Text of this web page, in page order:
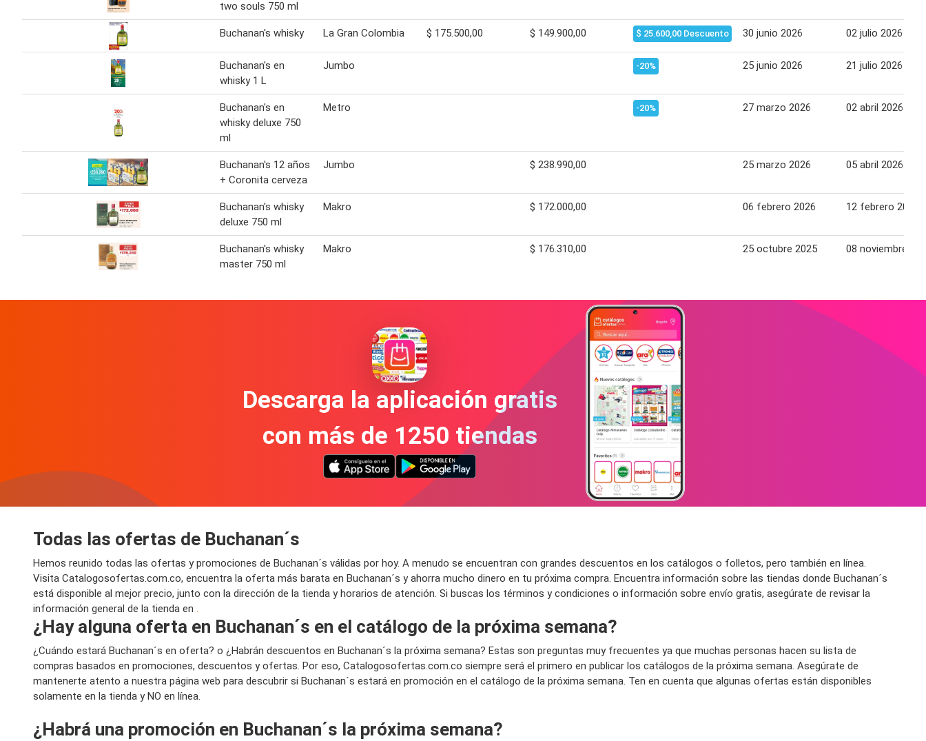
two souls 750 ml
Buchanan's whisky La Gran Colombia $ 175.500,00 $ 149.900,00 $ 25.600,00 Descuento 30 junio 2026 02 julio 2026
Buchanan's en
whisky 1 L
Jumbo -20% 25 junio 2026 21 julio 2026
Buchanan's en
whisky deluxe 750
ml
Metro -20% 27 marzo 2026 02 abril 2026
Buchanan's 12 años
+ Coronita cerveza
Jumbo $ 238.990,00 25 marzo 2026 05 abril 2026
Buchanan's whisky
deluxe 750 ml
Makro $ 172.000,00 06 febrero 2026 12 febrero 2026
Buchanan's whisky
master 750 ml
Makro $ 176.310,00 25 octubre 2025 08 noviembre
Descarga la aplicación gratis
con más de 1250 tiendas
Todas las ofertas de Buchanan´s
Hemos reunido todas las ofertas y promociones de Buchanan´s válidas por hoy. A menudo se encuentran con grandes descuentos en los catálogos o folletos, pero también en línea.
Visita Catalogosofertas.com.co, encuentra la oferta más barata en Buchanan´s y ahorra mucho dinero en tu próxima compra. Encuentra información sobre las tiendas donde Buchanan´s
está disponible al mejor precio, junto con la dirección de la tienda y horarios de atención. Si buscas los términos y condiciones o información sobre envío gratis, asegúrate de revisar la
información general de la tienda en
¿Hay alguna oferta en Buchanan´s en el catálogo de la próxima semana?
¿Cuándo estará Buchanan´s en oferta? o ¿Habrán descuentos en Buchanan´s la próxima semana? Estas son preguntas muy frecuentes ya que muchas personas hacen su lista de
compras basados en promociones, descuentos y ofertas. Por eso, Catalogosofertas.com.co siempre será el primero en publicar los catálogos de la próxima semana. Asegúrate de
mantenerte atento a nuestra página web para descubrir si Buchanan´s estará en promoción en el catálogo de la próxima semana. Ten en cuenta que algunas ofertas están disponibles
solamente en la tienda y NO en línea.
¿Habrá una promoción en Buchanan´s la próxima semana?